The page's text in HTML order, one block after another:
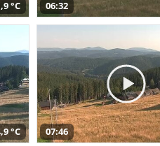
°C 06:32
°C 07:46